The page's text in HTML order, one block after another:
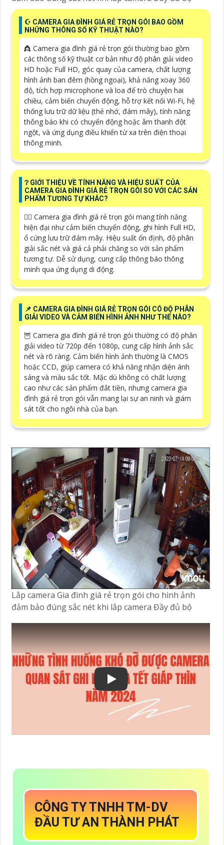
☪ CAMERA GIA ĐÌNH GIÁ RẺ TRỌN GÓI BAO GỒM
NHỮNG THÔNG SỐ KỸ THUẬT NÀO?
👸 Camera gia đình giá rẻ trọn gói thường bao gồm
các thông số kỹ thuật cơ bản như độ phân giải video
HD hoặc Full HD, góc quay của camera, chất lượng
hình ảnh ban đêm (hồng ngoại), khả năng xoay 360
độ, tích hợp microphone và loa để trò chuyện hai
chiều, cảm biến chuyển động, hỗ trợ kết nối Wi-Fi, hệ
thống lưu trữ dữ liệu (thẻ nhớ, đám mây), tính năng
thông báo khi có chuyển động hoặc âm thanh đột
ngột, và ứng dụng điều khiển từ xa trên điện thoại
thông minh.
❔ GIỚI THIỆU VỀ TÍNH NĂNG VÀ HIỆU SUẤT CỦA
CAMERA GIA ĐÌNH GIÁ RẺ TRỌN GÓI SO VỚI CÁC SẢN
PHẨM TƯƠNG TỰ KHÁC?
🙆‍♀️ Camera gia đình giá rẻ trọn gói mang tính năng
hiện đại như cảm biến chuyển động, ghi hình Full HD,
ổ cứng lưu trữ đám mây. Hiệu suất ổn định, độ phân
giải sắc nét và giá cả phải chăng so với sản phẩm
tương tự. Dễ sử dụng, cung cấp thông báo thông
minh qua ứng dụng di động.
📌 CAMERA GIA ĐÌNH GIÁ RẺ TRỌN GÓI CÓ ĐỘ PHÂN
GIẢI VIDEO VÀ CẢM BIẾN HÌNH ẢNH NHƯ THẾ NÀO?
🦉 Camera gia đình giá rẻ trọn gói thường có độ phân
giải video từ 720p đến 1080p, cung cấp hình ảnh sắc
nét và rõ ràng. Cảm biến hình ảnh thường là CMOS
hoặc CCD, giúp camera có khả năng nhận diện ánh
sáng và màu sắc tốt. Mặc dù không có chất lượng
cao như các sản phẩm đắt tiền, nhưng camera gia
đình giá rẻ trọn gói vẫn mang lại sự an ninh và giám
sát tốt cho ngôi nhà của bạn.
Lắp camera Gia đình giá rẻ trọn gói cho hình ảnh
đảm bảo đúng sắc nét khi lắp camera Đầy đủ bộ
CÔNG TY TNHH TM-DV
ĐẦU TƯ AN THÀNH PHÁT